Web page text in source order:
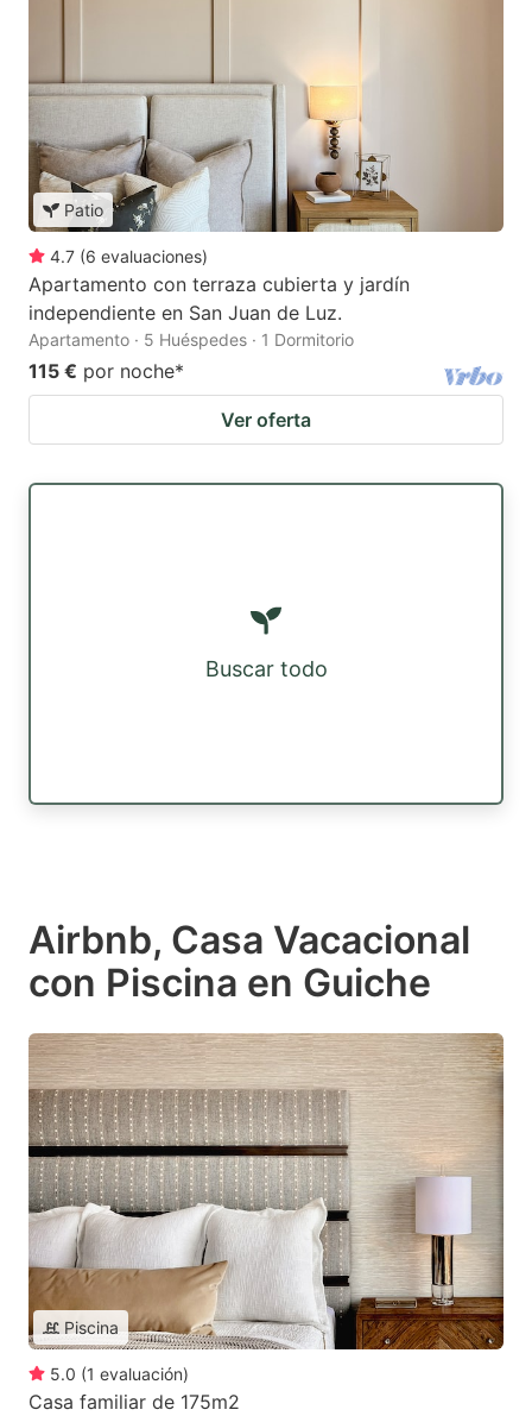
Patio
4.7 (6 evaluaciones)
Apartamento con terraza cubierta y jardín
independiente en San Juan de Luz.
Apartamento · 5 Huéspedes · 1 Dormitorio
115 € por noche*
Ver oferta
Buscar todo
Airbnb, Casa Vacacional
con Piscina en Guiche
Piscina
5.0 (1 evaluación)
Casa familiar de 175m2